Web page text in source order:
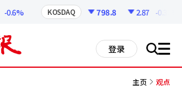
-0.6% KOSDAQ 798.8 2.87 -0.36%
登录 搜 all
主页 观点